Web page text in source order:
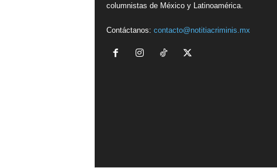
columnistas de México y Latinoamérica.
Contáctanos: contacto@notitiacriminis.mx